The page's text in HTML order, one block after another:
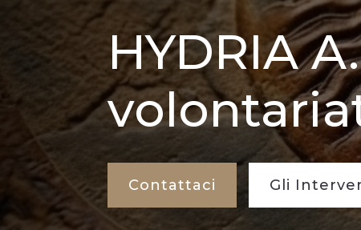
HYDRIA
Contattaci Gli